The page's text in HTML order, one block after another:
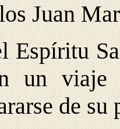
Juan
Espíritu
un
de